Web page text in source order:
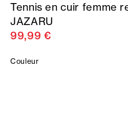
Tennis en cuir femme
JAZARU
99,99 €
Couleur